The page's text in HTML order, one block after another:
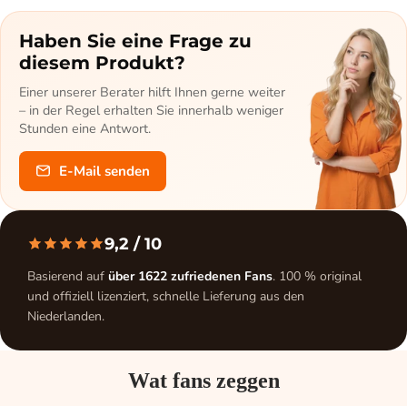
Haben Sie eine Frage zu
diesem Produkt?
Einer unserer Berater hilft Ihnen gerne weiter
– in der Regel erhalten Sie innerhalb weniger
Stunden eine Antwort.
E-Mail senden
9,2 / 10
Basierend auf über 1622 zufriedenen Fans. 100 % original
und offiziell lizenziert, schnelle Lieferung aus den
Niederlanden.
Wat fans zeggen